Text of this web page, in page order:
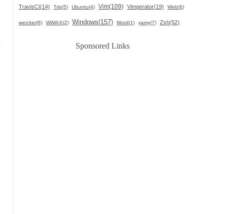
TravisCI(14) Trip(5) Ubuntu(4) Vim(109) Vimperator(19) Web(6)
wercker(6) WiMAX(2) Windows(157) Word(1) yamy(7) Zsh(52)
Sponsored Links